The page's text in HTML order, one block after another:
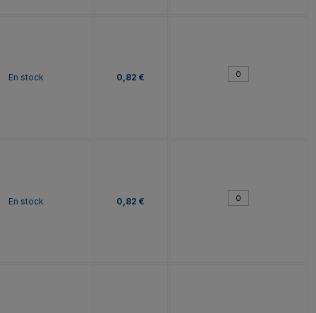
En stock 0,82 €
En stock 0,82 €